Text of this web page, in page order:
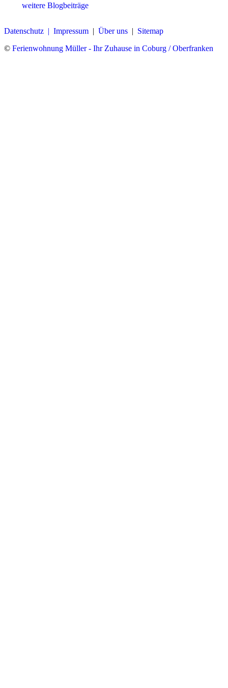
weitere Blogbeiträge
Datenschutz | Impressum | Über uns | Sitemap
© Ferienwohnung Müller - Ihr Zuhause in Coburg / Oberfranken